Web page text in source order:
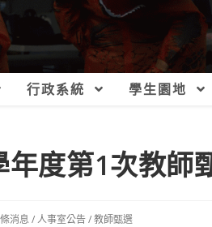
行政系統 學生園地
度第1次教師
消息 /人事室公告/教師甄選